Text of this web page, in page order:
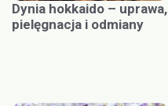
Dynia hokkaido – uprawa,
pielęgnacja i odmiany